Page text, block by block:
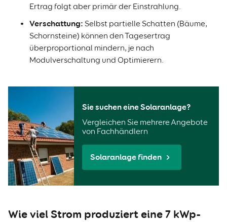
Ertrag folgt aber primär der Einstrahlung.
Verschattung: Selbst partielle Schatten (Bäume,
Schornsteine) können den Tagesertrag
überproportional mindern, je nach
Modulverschaltung und Optimierern.
Sie suchen eine Solaranlage?
Vergleichen Sie mehrere Angebote
von Fachhändlern
Solaranlage finden
Wie viel Strom produziert eine 7 kWp-